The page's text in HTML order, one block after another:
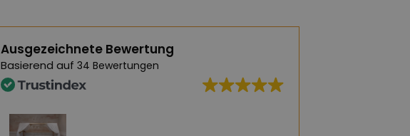
Ausgezeichnete Bewertung
Basierend auf 34 Bewertungen
Hervorragende Qualität, große Auswahl an Designs